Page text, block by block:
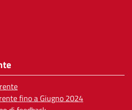
fino a Giugno 2024